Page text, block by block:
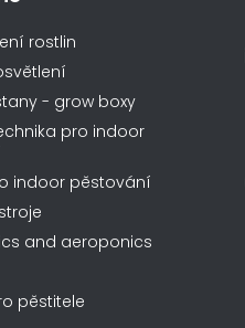
rostlin
- grow boxy
pro indoor
indoor pěstování
and aeroponics
pěstitele